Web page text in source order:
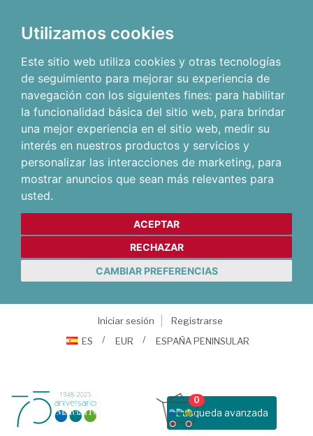
Utilizamos cookies
Este sitio web utiliza cookies y otras tecnologías
de seguimiento para mejorar su experiencia de
navegación con los siguientes fines: para habilitar
la funcionalidad básica del sitio web, para brindar
una mejor experiencia en el sitio web, medir su
interés en nuestros productos y servicios y
personalizar las interacciones de marketing, para
mostrar anuncios que sean más relevantes para
usted.
ACEPTAR
RECHAZAR
CAMBIAR PREFERENCIAS
Iniciar sesión
Registrarse
ES
EUR ESPAÑA PENINSULAR
Busqueda avanzada
0